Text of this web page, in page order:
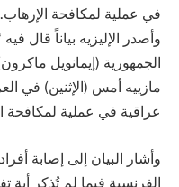
في عملية لمكافحة الإرهاب.
وأصدر الإليزيه بياناً قال
الجمهورية (إيمانويل
مازييه أمس (الإثنين) في
عراقية في عملية لمكافحة
وأشار البيان إلى إصابة
الفرنسية فيما لم تُذكر